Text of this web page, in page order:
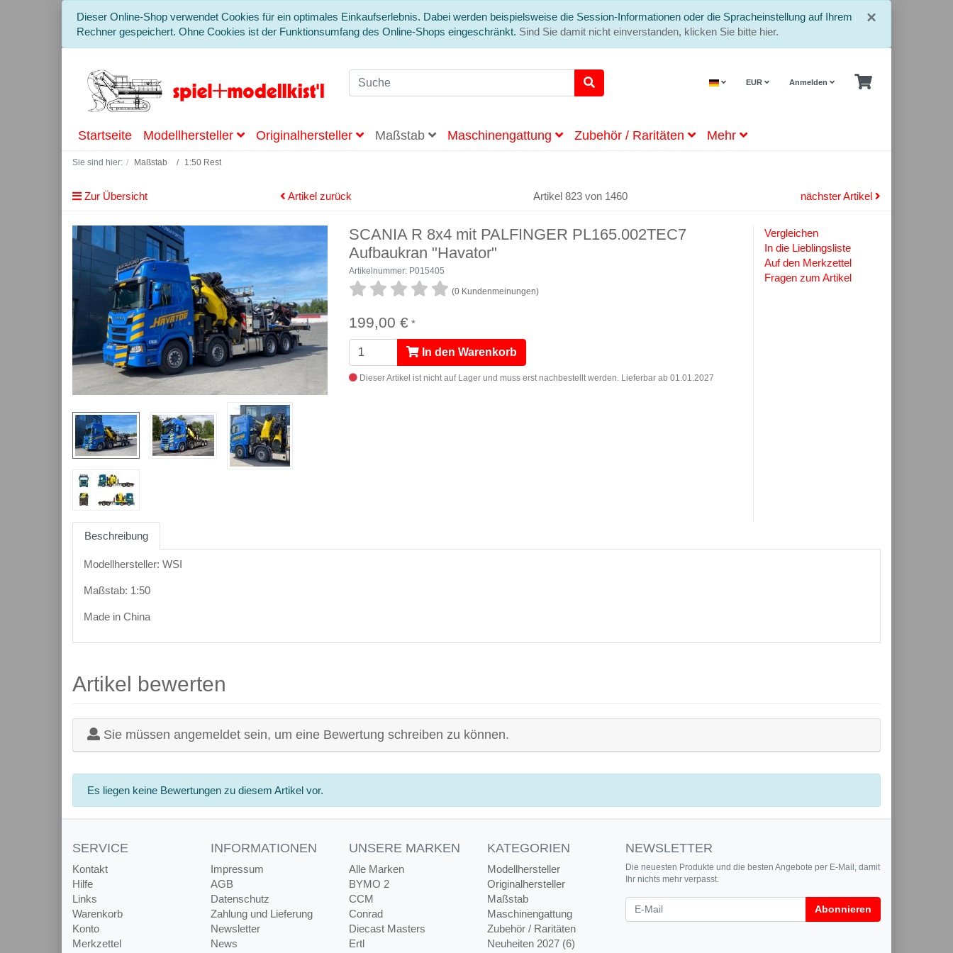
×
Dieser Online-Shop verwendet Cookies für ein optimales Einkaufserlebnis. Dabei werden beispielsweise die Session-Informationen oder die Spracheinstellung auf Ihrem
Rechner gespeichert. Ohne Cookies ist der Funktionsumfang des Online-Shops eingeschränkt. Sind Sie damit nicht einverstanden, klicken Sie bitte hier.
EUR Anmelden
Startseite Modellhersteller Originalhersteller Maßstab Maschinengattung Zubehör / Raritäten Mehr
Sie sind hier: Maßstab 1:50 Rest
Zur Übersicht Artikel zurück Artikel 823 von 1460 nächster Artikel
SCANIA R 8x4 mit PALFINGER PL165.002TEC7
Aufbaukran "Havator"
Artikelnummer: P015405
(0 Kundenmeinungen)
199,00 € *
In den Warenkorb
Dieser Artikel ist nicht auf Lager und muss erst nachbestellt werden. Lieferbar ab 01.01.2027
Vergleichen
In die Lieblingsliste
Auf den Merkzettel
Fragen zum Artikel
Beschreibung
Modellhersteller: WSI
Maßstab: 1:50
Made in China
Artikel bewerten
Sie müssen angemeldet sein, um eine Bewertung schreiben zu können.
Es liegen keine Bewertungen zu diesem Artikel vor.
SERVICE
Kontakt
Hilfe
Links
Warenkorb
Konto
Merkzettel
INFORMATIONEN
Impressum
AGB
Datenschutz
Zahlung und Lieferung
Newsletter
News
UNSERE MARKEN
Alle Marken
BYMO 2
CCM
Conrad
Diecast Masters
Ertl
KATEGORIEN
Modellhersteller
Originalhersteller
Maßstab
Maschinengattung
Zubehör / Raritäten
Neuheiten 2027 (6)
NEWSLETTER
Die neuesten Produkte und die besten Angebote per E-Mail, damit
Ihr nichts mehr verpasst.
Newsletter Abonnieren